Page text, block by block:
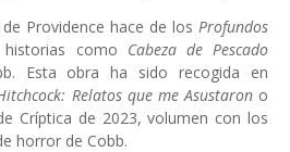
Providence hace de los Profundos
como Cabeza de Pescado
Esta obra ha sido recogida en
Relatos que me Asustarono
Críptica de 2023, volumen con los
horror de Cobb.